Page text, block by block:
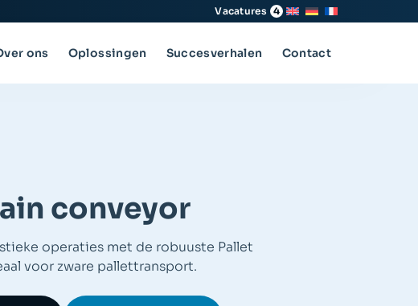
Vacatures 4
ons Oplossingen Succesverhalen Contact
conveyor
operaties met de robuuste Pallet
voor zware pallettransport.